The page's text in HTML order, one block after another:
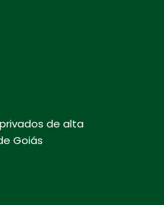
de alta
Goiás